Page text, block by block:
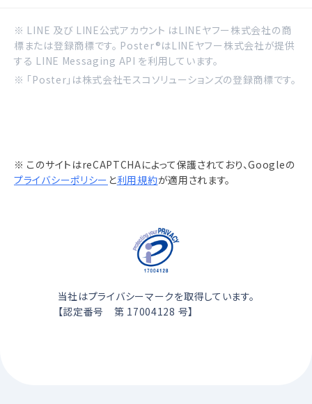
※ LINE 及び LINE公式アカウント はLINEヤフー株式会社の商
標または登録商標です。 Poster®はLINEヤフー株式会社が提供
する LINE Messaging API を利用しています。
※ 「Poster」は株式会社モスコソリューションズの登録商標です。
※ このサイトはreCAPTCHAによって保護されており、Googleの
プライバシーポリシー と利用規約が適用されます。
当社はプライバシーマークを取得しています。
【認定番号 第 17004128 号】